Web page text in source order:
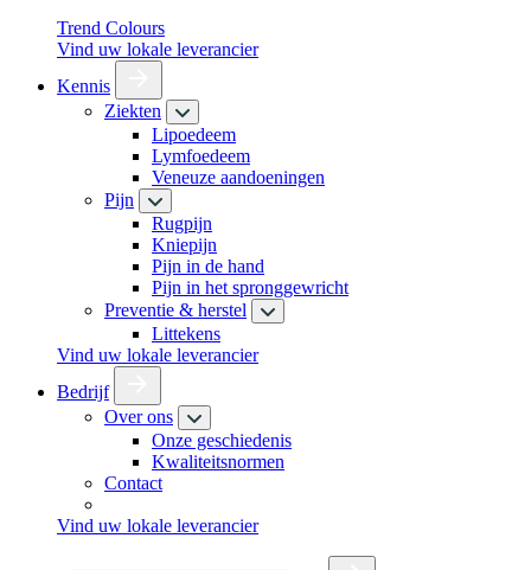
Trend Colours
Vind uw lokale leverancier
Kennis
Ziekten
Lipoedeem
Lymfoedeem
Veneuze aandoeningen
Pijn
Rugpijn
Kniepijn
Pijn in de hand
Pijn in het spronggewricht
Preventie & herstel
Littekens
Vind uw lokale leverancier
Bedrijf
Over ons
Onze geschiedenis
Kwaliteitsnormen
Contact
Vind uw lokale leverancier